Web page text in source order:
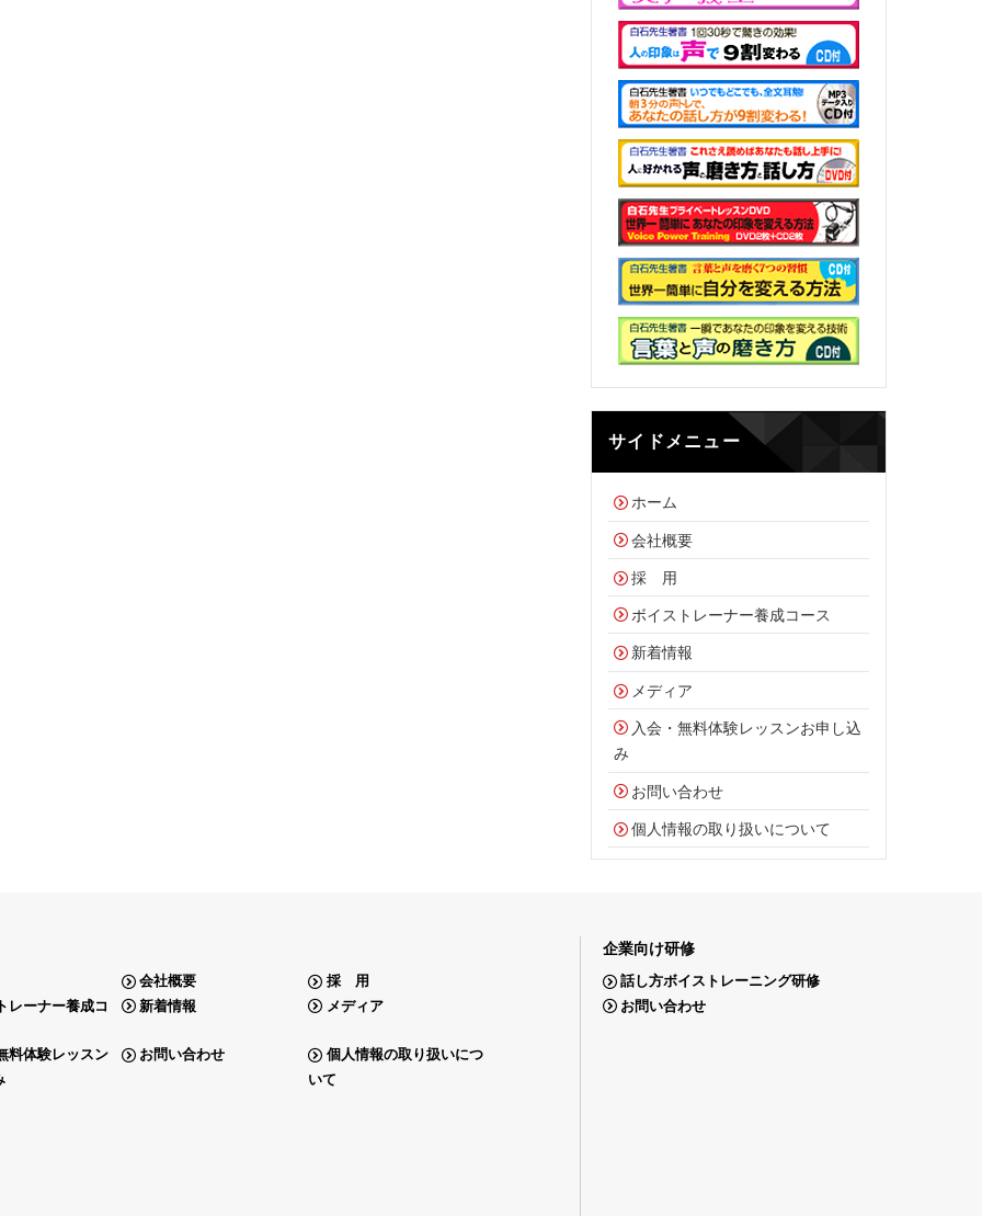
サイドメニュー
ホーム
会社概要
採 用
ボイストレーナー養成コース
新着情報
メディア
入会・無料体験レッスンお申し込
み
お問い合わせ
個人情報の取り扱いについて
会社概要
採 用
レーナー養成コ
新着情報 メディア
料体験レッスン
お問い合わせ
個人情報の取り扱いにつ
いて
企業向け研修
話し方ボイストレーニング研修
お問い合わせ